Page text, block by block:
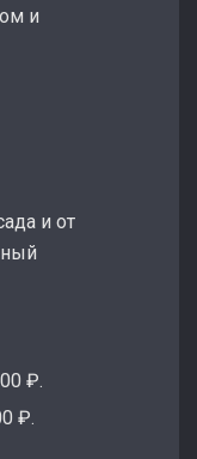
и
и от
₽.
₽.